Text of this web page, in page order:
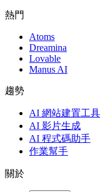
熱門
Atoms
Dreamina
Lovable
Manus AI
趨勢
AI 網站建置工具
AI 影片生成
AI 程式碼助手
作業幫手
關於